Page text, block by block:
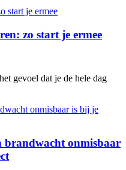
zo start je ermee
gevoel dat je de hele dag
brandwacht onmisbaar